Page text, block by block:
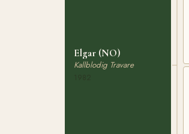
Elgar (NO)
Kallblodig Travare